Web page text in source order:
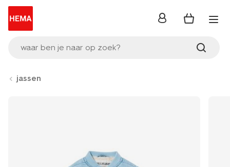
waar ben je naar op zoek?
inloggen
jassen